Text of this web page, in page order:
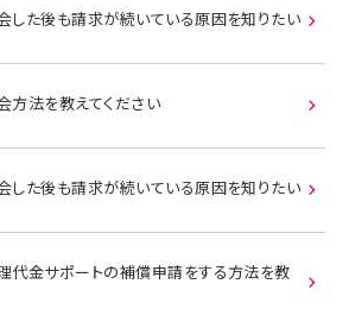
した後も請求が続いている原因を知りたい
方法を教えてください
した後も請求が続いている原因を知りたい
代金サポートの補償申請をする方法を教